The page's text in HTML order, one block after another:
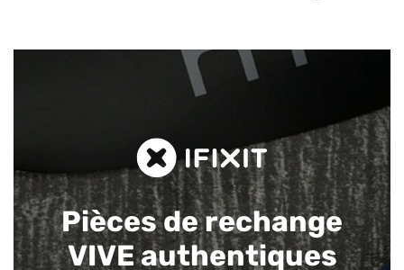
Pièces de rechange
VIVE authentiques​